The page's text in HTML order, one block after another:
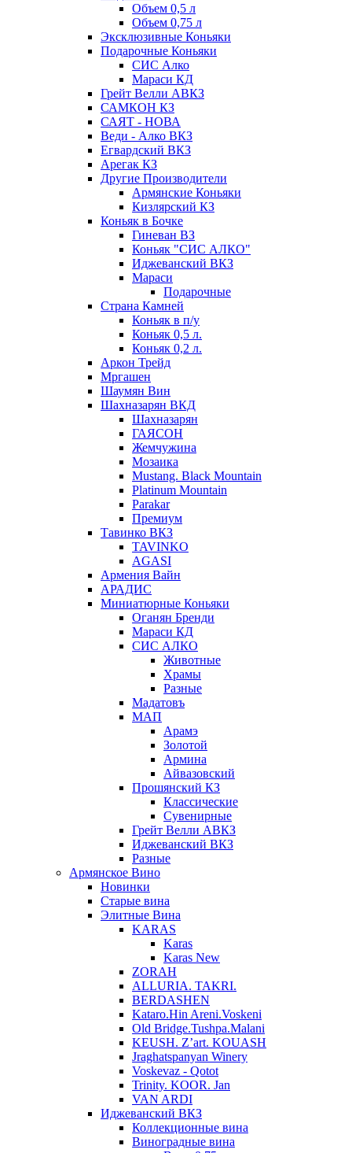
Объем 0,5 л
Объем 0,75 л
Эксклюзивные Коньяки
Подарочные Коньяки
СИС Алко
Мараси КД
Грейт Велли АВКЗ
САМКОН КЗ
САЯТ - НОВА
Веди - Алко ВКЗ
Егвардский ВКЗ
Арегак КЗ
Другие Производители
Армянские Коньяки
Кизлярский КЗ
Коньяк в Бочке
Гиневан ВЗ
Коньяк "СИС АЛКО"
Иджеванский ВКЗ
Мараси
Подарочные
Страна Камней
Коньяк в п/у
Коньяк 0,5 л.
Коньяк 0,2 л.
Аркон Трейд
Мргашен
Шаумян Вин
Шахназарян ВКД
Шахназарян
ГАЯСОН
Жемчужина
Мозаика
Mustang. Black Mountain
Platinum Mountain
Parakar
Премиум
Тавинко ВКЗ
TAVINKO
AGASI
Армения Вайн
АРАДИС
Миниатюрные Коньяки
Оганян Бренди
Мараси КД
СИС АЛКО
Животные
Храмы
Разные
Мадатовъ
МАП
Арамэ
Золотой
Армина
Айвазовский
Прошянский КЗ
Классические
Сувенирные
Грейт Велли АВКЗ
Иджеванский ВКЗ
Разные
Армянское Вино
Новинки
Старые вина
Элитные Вина
KARAS
Karas
Karas New
ZORAH
ALLURIA. TAKRI.
BERDASHEN
Kataro.Hin Areni.Voskeni
Old Bridge.Tushpa.Malani
KEUSH. Z’art. KOUASH
Jraghatspanyan Winery
Voskevaz - Qotot
Trinity. KOOR. Jan
VAN ARDI
Иджеванский ВКЗ
Коллекционные вина
Виноградные вина